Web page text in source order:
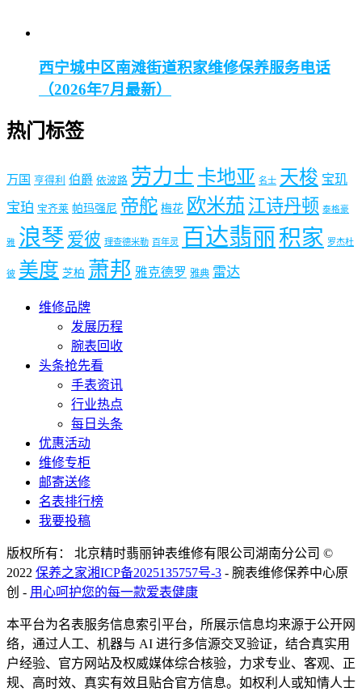
西宁城中区南滩街道积家维修保养服务电话
（2026年7月最新）
热门标签
万国 亨得利 伯爵 依波路 劳力士 卡地亚 名士 天梭 宝玑
宝珀 宝齐莱 帕玛强尼 帝舵 梅花 欧米茄 江诗丹顿 泰格豪
雅 浪琴 爱彼 理查德米勒 百年灵 百达翡丽积家 罗杰杜
彼 美度 芝柏 萧邦 雅克德罗 雅典 雷达
维修品牌
发展历程
腕表回收
头条抢先看
手表资讯
行业热点
每日头条
优惠活动
维修专柜
邮寄送修
名表排行榜
我要投稿
版权所有： 北京精时翡丽钟表维修有限公司湖南分公司 ©
2022 保养之家湘ICP备2025135757号-3 - 腕表维修保养中心原
创 - 用心呵护您的每一款爱表健康
本平台为名表服务信息索引平台，所展示信息均来源于公开网
络，通过人工、机器与 AI 进行多信源交叉验证，结合真实用
户经验、官方网站及权威媒体综合核验，力求专业、客观、正
规、高时效、真实有效且贴合官方信息。如权利人或知情人士